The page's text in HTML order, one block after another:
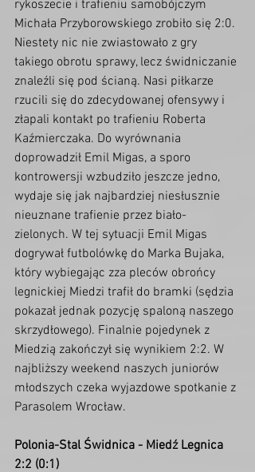
rykoszecie i trafieniu samobójczym
Michała Przyborowskiego zrobiło się 2:0.
Niestety nic nie zwiastowało z gry
takiego obrotu sprawy, lecz świdniczanie
znaleźli się pod ścianą. Nasi piłkarze
rzucili się do zdecydowanej ofensywy i
złapali kontakt po trafieniu Roberta
Kaźmierczaka. Do wyrównania
doprowadził Emil Migas, a sporo
kontrowersji wzbudziło jeszcze jedno,
wydaje się jak najbardziej niesłusznie
nieuznane trafienie przez biało-
zielonych. W tej sytuacji Emil Migas
dogrywał futbolówkę do Marka Bujaka,
który wybiegając zza pleców obrońcy
legnickiej Miedzi trafił do bramki (sędzia
pokazał jednak pozycję spaloną naszego
skrzydłowego). Finalnie pojedynek z
Miedzią zakończył się wynikiem 2:2. W
najbliższy weekend naszych juniorów
młodszych czeka wyjazdowe spotkanie z
Parasolem Wrocław.
Polonia-Stal Świdnica - Miedź Legnica
2:2 (0:1)